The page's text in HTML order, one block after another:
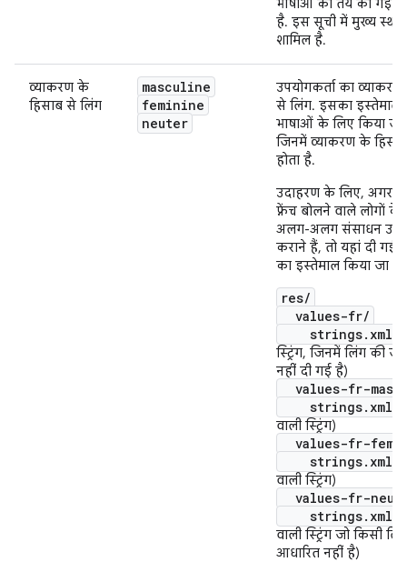
भाषाओं की तय की गई
है. इस सूची में मुख्य
शामिल है.
व्याकरण के
हिसाब से लिंग
masculine
feminine
neuter
उपयोगकर्ता का
से लिंग. इसका इस्तेमाल
भाषाओं के लिए किया
जिनमें व्याकरण के
होता है.
उदाहरण के लिए, अगर
फ़्रेंच बोलने वाले लोगों के
अलग-अलग संसाधन
कराने हैं, तो यहां दी गई
का इस्तेमाल किया जा
res/
values-fr/
strings.xml
स्ट्रिंग, जिनमें लिंग की
नहीं दी गई है)
values-fr-
strings.xml
वाली स्ट्रिंग)
values-fr-
strings.xml
वाली स्ट्रिंग)
values-fr-
strings.xml
वाली स्ट्रिंग जो किसी
आधारित नहीं है)